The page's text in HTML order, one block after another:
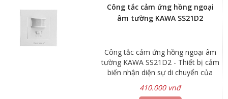
nhà
chống ẩm, bụi tuyệt đối: IP55
kính quét 1-8m) điều chỉnh được Độ
cao gắn trần: 2-6m; Độ sáng: 3LUX
Công tắc cảm ứng hồng ngoại
âm tường KAWA SS21D2
Công tắc cảm ứng hồng ngoại âm
tường KAWA SS21D2 - Thiết bị cảm
biến nhận diện sự di chuyển của
người di chuyển trong vùng quét,
410.000 vnđ